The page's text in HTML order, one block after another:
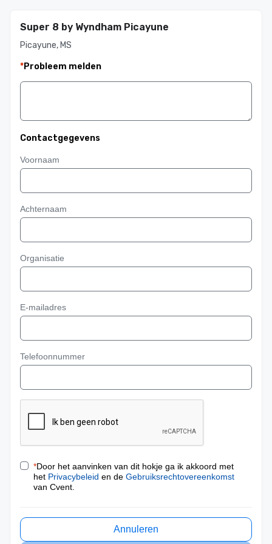
Super 8 by Wyndham Picayune
Picayune, MS
*Probleem melden
Contactgegevens
Voornaam
Achternaam
Organisatie
E-mailadres
Telefoonnummer
*Door het aanvinken van dit hokje ga ik akkoord met
het Privacybeleid en de Gebruiksrechtovereenkomst
van Cvent.
Annuleren